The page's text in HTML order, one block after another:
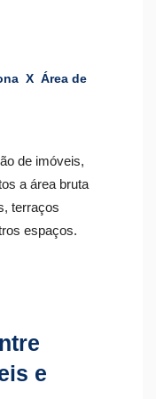
X Área de
de imóveis,
a área bruta
terraços
espaços.
e